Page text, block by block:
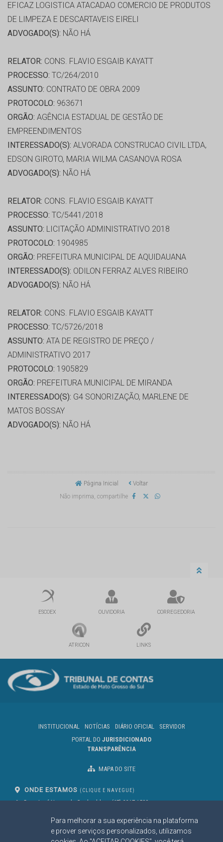
Para melhorar a sua experiência na plataforma
e prover serviços personalizados, utilizamos
EFICAZ LOGISTICA ATACADAO COMERCIO DE PRODUTOS
DE LIMPEZA E DESCARTAVEIS EIRELI
ADVOGADO(S): NÃO HÁ
RELATOR: CONS. FLAVIO ESGAIB KAYATT
PROCESSO: TC/264/2010
ASSUNTO: CONTRATO DE OBRA 2009
PROTOCOLO: 963671
ORGÃO: AGÊNCIA ESTADUAL DE GESTÃO DE
EMPREENDIMENTOS
INTERESSADO(S): ALVORADA CONSTRUCAO CIVIL LTDA,
EDSON GIROTO, MARIA WILMA CASANOVA ROSA
ADVOGADO(S): NÃO HÁ
RELATOR: CONS. FLAVIO ESGAIB KAYATT
PROCESSO: TC/5441/2018
ASSUNTO: LICITAÇÃO ADMINISTRATIVO 2018
PROTOCOLO: 1904985
ORGÃO: PREFEITURA MUNICIPAL DE AQUIDAUANA
INTERESSADO(S): ODILON FERRAZ ALVES RIBEIRO
ADVOGADO(S): NÃO HÁ
RELATOR: CONS. FLAVIO ESGAIB KAYATT
PROCESSO: TC/5726/2018
ASSUNTO: ATA DE REGISTRO DE PREÇO /
ADMINISTRATIVO 2017
PROTOCOLO: 1905829
ORGÃO: PREFEITURA MUNICIPAL DE MIRANDA
INTERESSADO(S): G4 SONORIZAÇÃO, MARLENE DE
MATOS BOSSAY
ADVOGADO(S): NÃO HÁ
Página Inicial
Voltar
Não imprima, compartilhe
ESCOEX OUVIDORIA CORREGEDORIA
ATRICON LINKS
INSTITUCIONAL NOTÍCIAS DIÁRIO OFICIAL
SERVIDOR
PORTAL DO JURISDICIONADO
TRANSPARÊNCIA
MAPA DO SITE
ONDE ESTAMOS (CLIQUE E NAVEGUE)
Av. Des. José Nunes da Cunha, bloco
Campo Grande/MS
CEP: 79031-310
(67) 3317-1500